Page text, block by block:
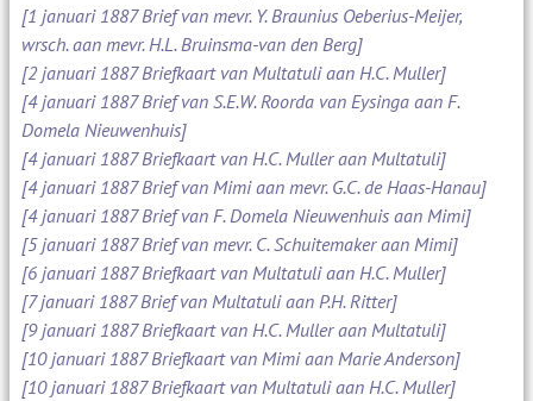
[1 januari 1887 Brief van mevr. Y. Braunius Oeberius-Meijer,
wrsch. aan mevr. H.L. Bruinsma-van den Berg]
[2 januari 1887 Briefkaart van Multatuli aan H.C. Muller]
[4 januari 1887 Brief van S.E.W. Roorda van Eysinga aan F.
Domela Nieuwenhuis]
[4 januari 1887 Briefkaart van H.C. Muller aan Multatuli]
[4 januari 1887 Brief van Mimi aan mevr. G.C. de Haas-Hanau]
[4 januari 1887 Brief van F. Domela Nieuwenhuis aan Mimi]
[5 januari 1887 Brief van mevr. C. Schuitemaker aan Mimi]
[6 januari 1887 Briefkaart van Multatuli aan H.C. Muller]
[7 januari 1887 Brief van Multatuli aan P.H. Ritter]
[9 januari 1887 Briefkaart van H.C. Muller aan Multatuli]
[10 januari 1887 Briefkaart van Mimi aan Marie Anderson]
[10 januari 1887 Briefkaart van Multatuli aan H.C. Muller]